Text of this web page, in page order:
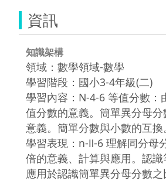
資訊
知識架構
領域：數學領域-數學
學習階段：國小3-4年級(二)
學習內容：N-4-6 等值分數：
值分數的意義。簡單異分母
意義。簡單分數與小數的互換。
學習表現：n-Ⅱ-6 理解同分母
倍的意義、計算與應用。認
應用於認識簡單異分母分數之